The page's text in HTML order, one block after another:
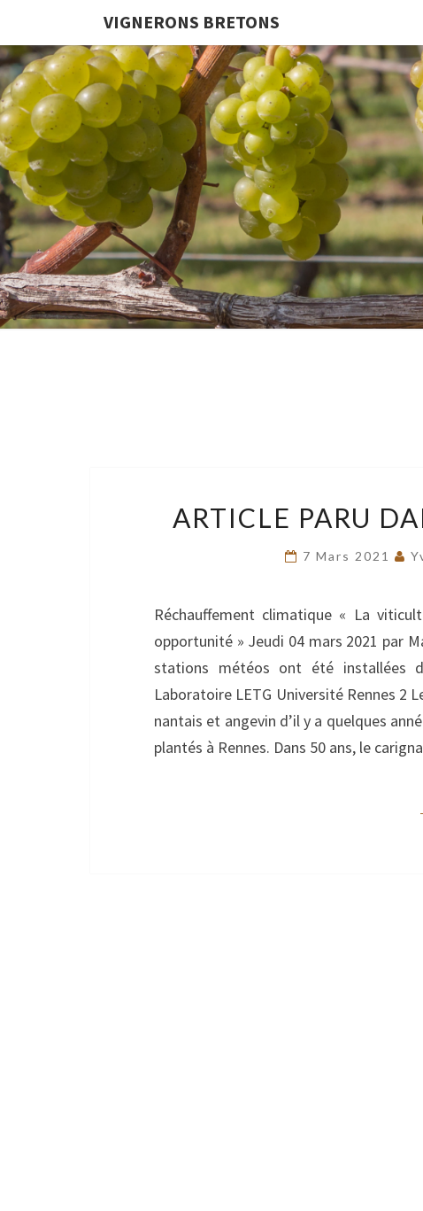
VIGNERONS BRETONS
ARTICLE PARU
7 Mars 2021
Réchauffement climatique « La
opportunité » Jeudi 04 mars 2021 par
stations météos ont été installées
Laboratoire LETG Université Rennes 2
nantais et angevin d’il y a quelques
plantés à Rennes. Dans 50 ans, le